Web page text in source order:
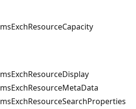
msExchResourceCapacity
msExchResourceDisplay
msExchResourceMetaData
msExchResourceSearchProperties